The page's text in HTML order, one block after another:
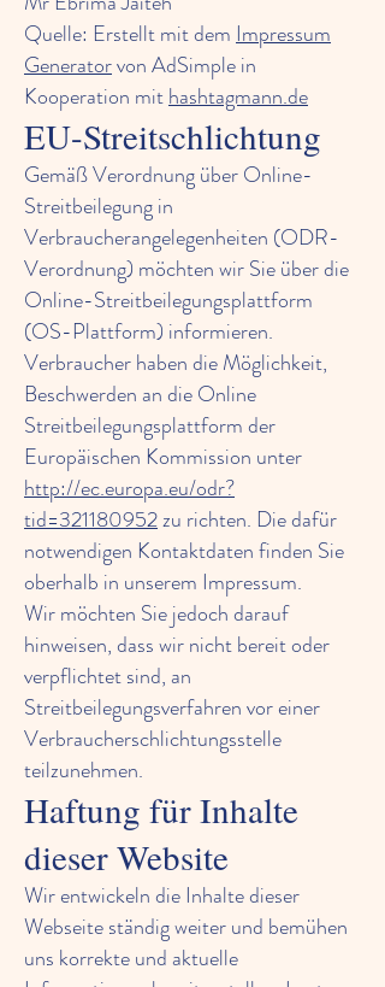
Quelle: Erstellt mit dem Impressum
Generatorvon AdSimple in
Kooperation mithashtagmann.de
EU-Streitschlichtung
Gemäß Verordnung über Online-
Streitbeilegung in
Verbraucherangelegenheiten (ODR-
Verordnung) möchten wir Sie über die
Online-Streitbeilegungsplattform
(OS-Plattform) informieren.
Verbraucher haben die Möglichkeit,
Beschwerden an die Online
Streitbeilegungsplattform der
Europäischen Kommission unter
http://ec.europa.eu/odr?
tid=321180952zu richten. Die dafür
notwendigen Kontaktdaten finden Sie
oberhalb in unserem Impressum.
Wir möchten Sie jedoch darauf
hinweisen, dass wir nicht bereit oder
verpflichtet sind, an
Streitbeilegungsverfahren vor einer
Verbraucherschlichtungsstelle
teilzunehmen.
Haftung für Inhalte
dieser Website
Wir entwickeln die Inhalte dieser
Webseite ständig weiter und bemühen
uns korrekte und aktuelle